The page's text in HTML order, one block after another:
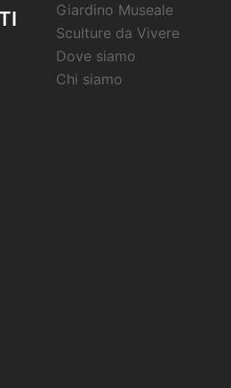
Giardino Museale
Sculture da Vivere
Dove siamo
Chi siamo